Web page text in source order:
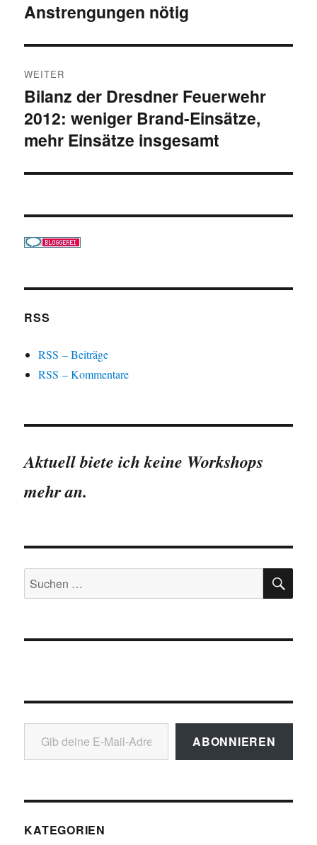
Anstrengungen nötig
WEITER
Nächster
Beitrag:
Bilanz der Dresdner Feuerwehr
2012: weniger Brand-Einsätze,
mehr Einsätze insgesamt
RSS
RSS – Beiträge
RSS – Kommentare
Aktuell biete ich keine Workshops
mehr an.
Suchen
nach:
Gib deine E-Mail-Adresse ein ...
ABONNIEREN
KATEGORIEN